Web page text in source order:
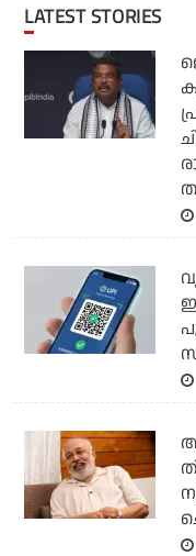
LATEST STORIES